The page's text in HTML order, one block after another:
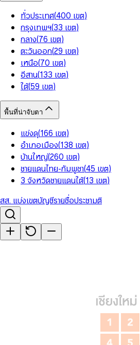
ทั่วประเทศ(400 เขต)
กรุงเทพฯ(33 เขต)
กลาง(76 เขต)
ตะวันออก(29 เขต)
เหนือ(70 เขต)
อีสาน(133 เขต)
ใต้(59 เขต)
พื้นที่น่าจับตา
แข่งดุ(166 เขต)
อำเภอเมือง(138 เขต)
บ้านใหญ่(260 เขต)
ชายแดนไทย-กัมพูชา(45 เขต)
3 จังหวัดชายแดนใต้(13 เขต)
สส. แบ่งเขตบัญชีรายชื่อประชามติ